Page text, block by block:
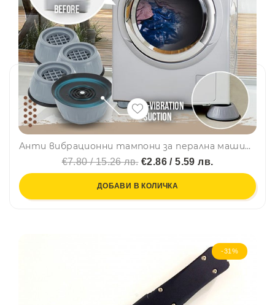
Анти вибрационни тампони за перална машина, 4 броя универсални за сушилня, хладилник и др., BF22
€7.80 / 15.26 лв.€2.86 / 5.59 лв.
ДОБАВИ В КОЛИЧКА
-31%